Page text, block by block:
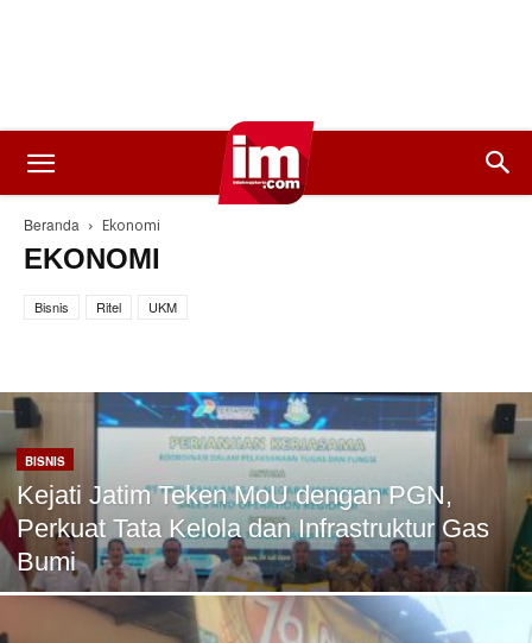
Beranda Ekonomi
EKONOMI
Bisnis Ritel UKM
BISNIS
Kejati Jatim Teken MoU dengan PGN,
Perkuat Tata Kelola dan Infrastruktur Gas
Bumi